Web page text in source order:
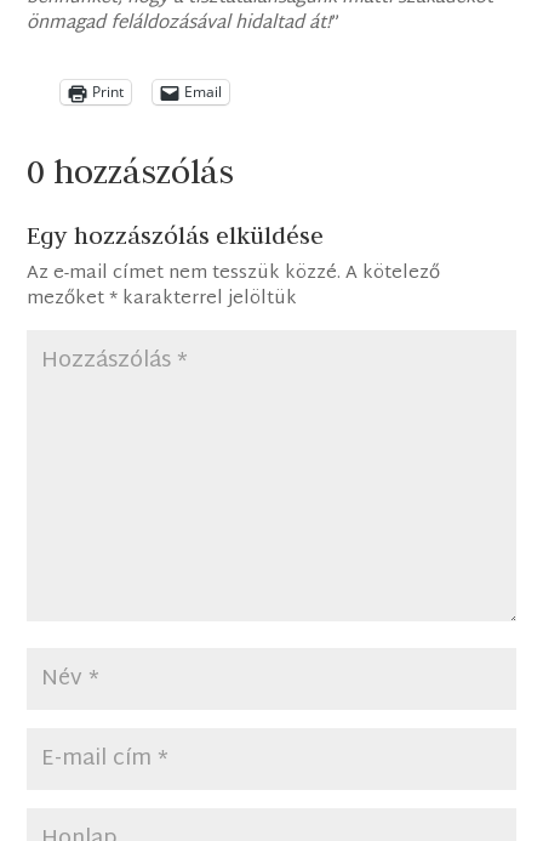
önmagad feláldozásával hidaltad át!”
Print Email
0 hozzászólás
Egy hozzászólás elküldése
Az e-mail címet nem tesszük közzé. A kötelező
mezőket*karakterrel jelöltük